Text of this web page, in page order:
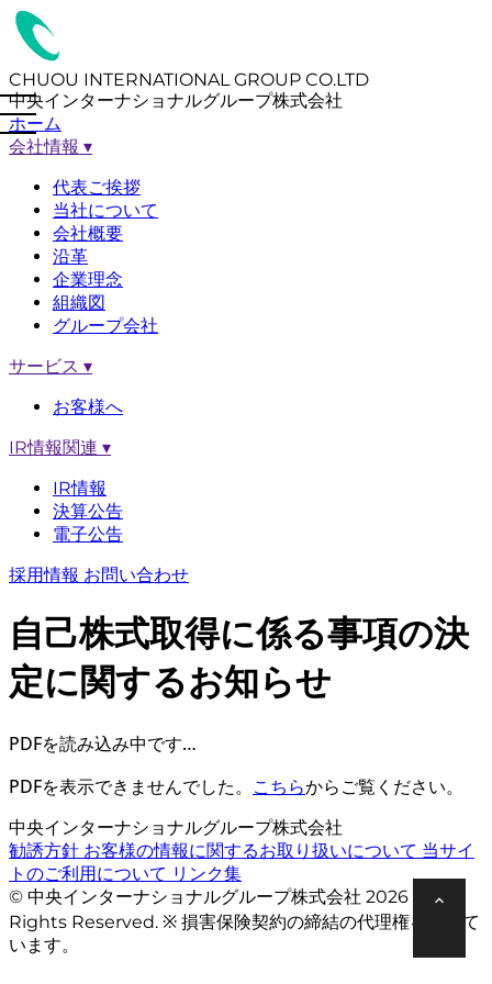
CHUOU INTERNATIONAL GROUP CO.LTD
中央インターナショナルグループ株式会社
ホーム
会社情報 ▾
代表ご挨拶
当社について
会社概要
沿革
企業理念
組織図
グループ会社
サービス ▾
お客様へ
IR情報関連 ▾
IR情報
決算公告
電子公告
採用情報 お問い合わせ
自己株式取得に係る事項の決
定に関するお知らせ
PDFを読み込み中です…
PDFを表示できませんでした。 こちらからご覧ください。
中央インターナショナルグループ株式会社
勧誘方針 お客様の情報に関するお取り扱いについて 当サイ
トのご利用について リンク集
© 中央インターナショナルグループ株式会社 2026 All
Rights Reserved. ※ 損害保険契約の締結の代理権を有して
います。